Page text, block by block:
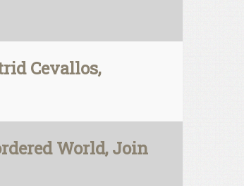
Cevallos,
World, Join